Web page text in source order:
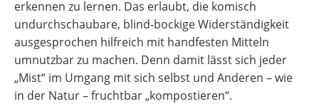
erkennen zu lernen. Das erlaubt, die komisch
undurchschaubare, blind-bockige Widerständigkeit
ausgesprochen hilfreich mit handfesten Mitteln
umnutzbar zu machen. Denn damit lässt sich jeder
„Mist“ im Umgang mit sich selbst und Anderen – wie
in der Natur – fruchtbar „kompostieren“.